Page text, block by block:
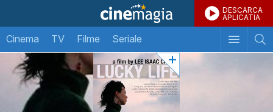
DESCARCA
APLICATIA
Cinema TV Filme Seriale